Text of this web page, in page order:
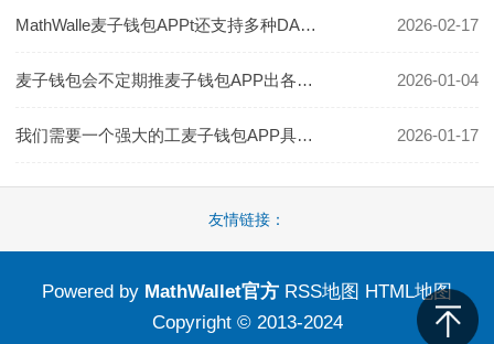
MathWalle麦子钱包APPt还支持多种DApp应用 2026-02-17
麦子钱包会不定期推麦子钱包APP出各种优惠活动 2026-01-04
我们需要一个强大的工麦子钱包APP具来帮助我们进行管理和操作 2026-01-17
友情链接：
Powered by MathWallet官方 RSS地图
HTML地图
Copyright © 2013-2024